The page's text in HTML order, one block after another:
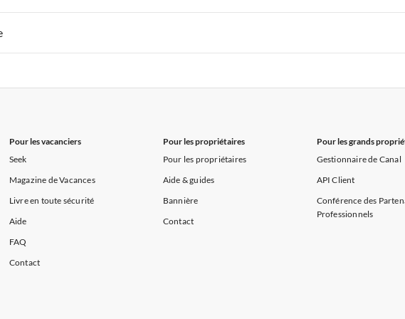
de Vacances à la Normandie Appartements de Vacances à Sud de la France
de Vacances à Paris-Ile de France
de Vacances à la Normandie Appartements de Vacances à Sud de la France
Pour les vacanciers
Seek
Magazine de Vacances
Livre en toute sécurité
Aide
FAQ
Contact
Pour les propriétaires
Pour les propriétaires
Aide & guides
Bannière
Contact
Pour les grands
Gestionnaire de Canal
API Client
Conférence des
Professionnels